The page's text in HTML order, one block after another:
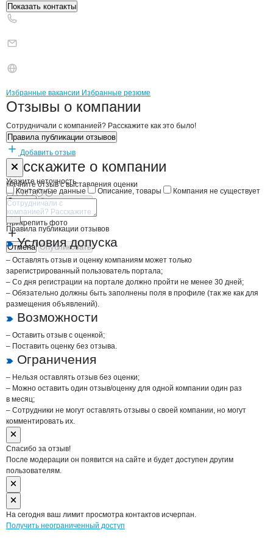
Показать контакты
Брендыкомпани Экотех
Вакансии вЭкотех
Избранные вакансии Избранные резюме
Новости oЭкотех, ООО
Отзывы о компании
Сотрудничали с компанией? Расскажите как это было!
Правила публикации отзывов
Добавить отзыв
Расскажите о компании
Начните отзыв с выставления оценки
Прикрепить фото
Отмена Опубликовать
Форма обратной связи о неточностях
Укажите неточность
Контактные данные
Описание, товары Компания не существует
Отмена Опубликовать
Правила публикации отзывов
Условия допуска
– Оставлять отзыв и оценку компаниям может только
зарегистрированный пользователь портала;
– Со дня регистрации на портале должно пройти не менее 30 дней;
– Обязательно должны быть заполнены поля в профиле (так же как для
размещения объявлений).
Возможности
– Оставить отзыв с оценкой;
– Поставить оценку без отзыва.
Ограничения
– Нельзя оставлять отзыв без оценки;
– Можно оставить один отзыв/оценку для одной компании один раз
в месяц;
– Сотрудники не могут оставлять отзывы о своей компании, но могут
комментировать их.
Спасибо за отзыв!
После модерации он появится на сайте и будет доступен другим
пользователям.
На сегодня ваш лимит просмотра контактов исчерпан.
Получить неограниченный доступ